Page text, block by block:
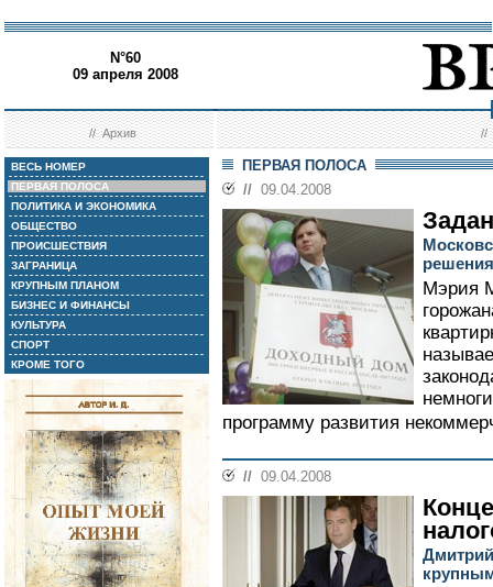
N°60
09 апреля 2008
//Архив //
ВЕСЬ НОМЕР
ПЕРВАЯ ПОЛОСА
ПОЛИТИКА И ЭКОНОМИКА
ОБЩЕСТВО
ПРОИСШЕСТВИЯ
ЗАГРАНИЦА
КРУПНЫМ ПЛАНОМ
БИЗНЕС И ФИНАНСЫ
КУЛЬТУРА
СПОРТ
КРОМЕ ТОГО
ПЕРВАЯ ПОЛОСА
// 09.04.2008
Мэрия
программу развития
// 09.04.2008